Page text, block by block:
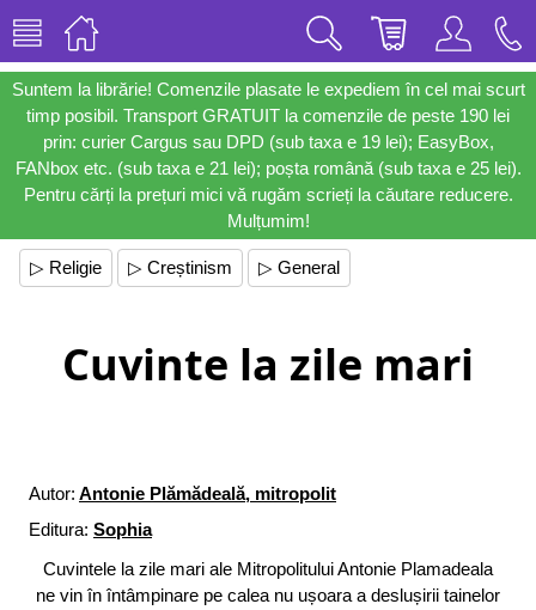
Suntem la librărie! Comenzile plasate le expediem în cel mai scurt
timp posibil. Transport GRATUIT la comenzile de peste 190 lei
prin: curier Cargus sau DPD (sub taxa e 19 lei); EasyBox,
FANbox etc. (sub taxa e 21 lei); poșta română (sub taxa e 25 lei).
Pentru cărți la prețuri mici vă rugăm scrieți la căutare reducere.
Mulțumim!
▷ Religie ▷ Creștinism ▷ General
Cuvinte la zile mari
Autor: Antonie Plămădeală, mitropolit
Editura: Sophia
Cuvintele la zile mari ale Mitropolitului Antonie Plamadeala
ne vin în întâmpinare pe calea nu ușoara a deslușirii tainelor